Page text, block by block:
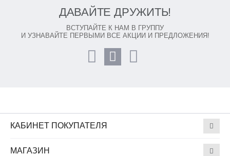
ДАВАЙТЕ ДРУЖИТЬ!
ВСТУПАЙТЕ К НАМ В ГРУППУ
И УЗНАВАЙТЕ ПЕРВЫМИ ВСЕ АКЦИИ И ПРЕДЛОЖЕНИЯ!
КАБИНЕТ ПОКУПАТЕЛЯ
МАГАЗИН